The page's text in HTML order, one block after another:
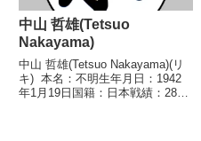
中山 哲雄(Tetsuo
Nakayama)
中山 哲雄(Tetsuo Nakayama)(リ
キ) 本名：不明生年月日：1942
年1月19日国籍：日本戦績：28戦